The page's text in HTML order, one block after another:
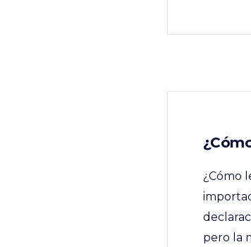
¿Cómo
pero la